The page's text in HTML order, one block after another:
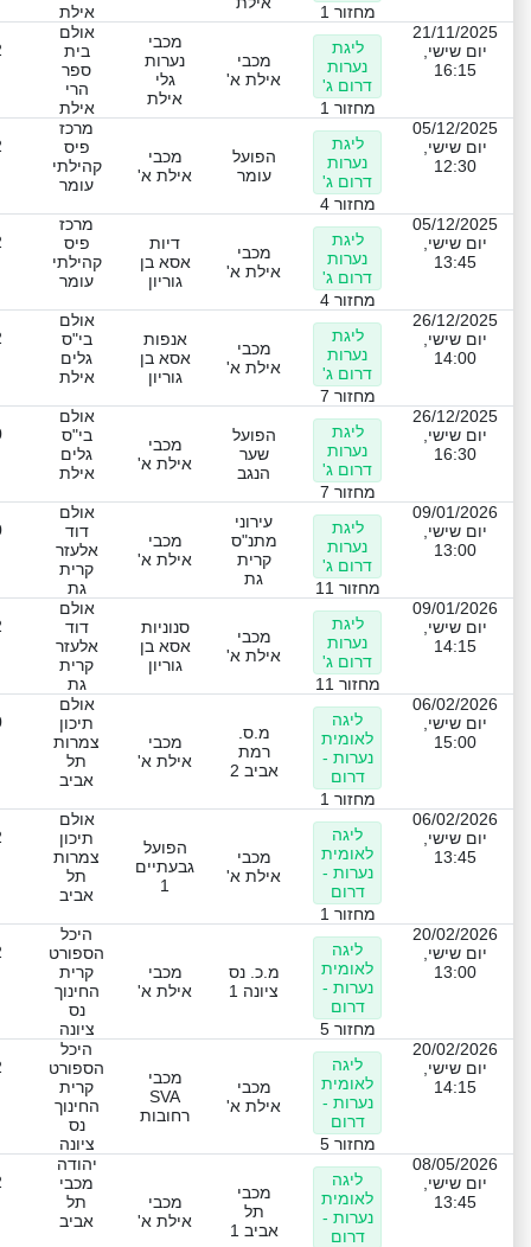
מחזור 1
אילת
21/11/2025
יום שישי,
16:15
ליגת
נערות
דרום ג'
מחזור 1
מכבי
אילת א'
מכבי
נערות
גלי
אילת
אולם
בית
ספר
הרי
אילת
05/12/2025
יום שישי,
12:30
ליגת
נערות
דרום ג'
מחזור 4
הפועל
עומר
מכבי
אילת א'
מרכז
פיס
קהילתי
עומר
05/12/2025
יום שישי,
13:45
ליגת
נערות
דרום ג'
מחזור 4
מכבי
אילת א'
דיות
אסא בן
גוריון
מרכז
פיס
קהילתי
עומר
26/12/2025
יום שישי,
14:00
ליגת
נערות
דרום ג'
מחזור 7
מכבי
אילת א'
אנפות
אסא בן
גוריון
אולם
בי"ס
גלים
אילת
26/12/2025
יום שישי,
16:30
ליגת
נערות
דרום ג'
מחזור 7
הפועל
שער
הנגב
מכבי
אילת א'
אולם
בי"ס
גלים
אילת
09/01/2026
יום שישי,
13:00
ליגת
נערות
דרום ג'
מחזור 11
עירוני
מתנ"ס
קרית
גת
מכבי
אילת א'
אולם
דוד
אלעזר
קרית
גת
09/01/2026
יום שישי,
14:15
ליגת
נערות
דרום ג'
מחזור 11
מכבי
אילת א'
סנוניות
אסא בן
גוריון
אולם
דוד
אלעזר
קרית
גת
06/02/2026
יום שישי,
15:00
ליגה
לאומית
נערות -
דרום
מחזור 1
מ.ס.
רמת
אביב 2
מכבי
אילת א'
אולם
תיכון
צמרות
תל
אביב
06/02/2026
יום שישי,
13:45
ליגה
לאומית
נערות -
דרום
מחזור 1
מכבי
אילת א'
הפועל
גבעתיים
1
אולם
תיכון
צמרות
תל
אביב
20/02/2026
יום שישי,
13:00
ליגה
לאומית
נערות -
דרום
מחזור 5
מ.כ. נס
ציונה 1
מכבי
אילת א'
היכל
הספורט
קרית
החינוך
נס
ציונה
20/02/2026
יום שישי,
14:15
ליגה
לאומית
נערות -
דרום
מחזור 5
מכבי
אילת א'
מכבי
SVA
רחובות
היכל
הספורט
קרית
החינוך
נס
ציונה
08/05/2026
יום שישי,
13:45
ליגה
לאומית
נערות -
דרום
מכבי
תל
אביב 1
מכבי
אילת א'
יהודה
מכבי
תל
אביב